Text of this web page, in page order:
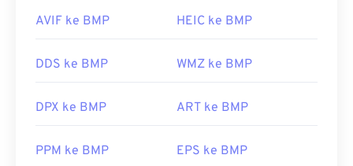
AVIF ke BMP HEIC ke BMP
DDS ke BMP WMZ ke BMP
DPX ke BMP ART ke BMP
PPM ke BMP EPS ke BMP